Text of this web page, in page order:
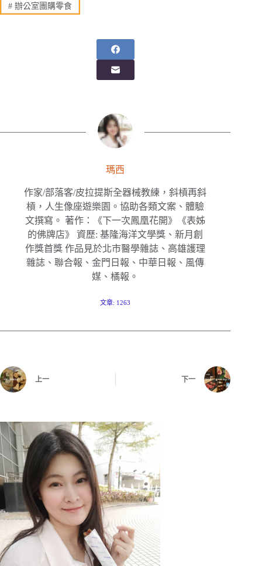
#辦公室團購零食
瑪西
作家/部落客/皮拉提斯全器械教練，斜槓再斜
槓，人生像座遊樂園。協助各類文案、體驗
文撰寫。 著作：《下一次鳳凰花開》《表姊
的佛牌店》 資歷: 基隆海洋文學獎、新月創
作獎首獎 作品見於北市醫學雜誌、高雄護理
雜誌、聯合報、金門日報、中華日報、風傳
媒、橘報。
文章: 1263
上一 下一